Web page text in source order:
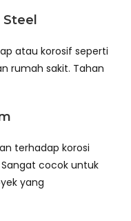
Steel
atau korosif seperti
rumah sakit. Tahan
terhadap korosi
cocok untuk
yang